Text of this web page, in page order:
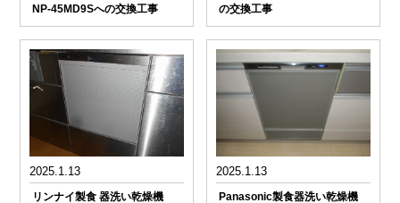
NP-45MD9Sへの交換工事
の交換工事
2025.1.13
リンナイ製食 器洗い乾燥機
2025.1.13
Panasonic製食器洗い乾燥機